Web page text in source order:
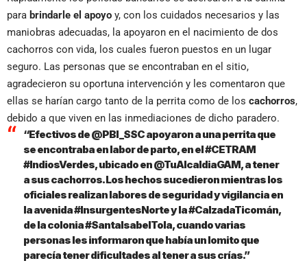
para brindarle el apoyo y, con los cuidados necesarios y las
maniobras adecuadas, la apoyaron en el nacimiento de dos
cachorros con vida, los cuales fueron puestos en un lugar
seguro. Las personas que se encontraban en el sitio,
agradecieron su oportuna intervención y les comentaron que
ellas se harían cargo tanto de la perrita como de los cachorros,
debido a que viven en las inmediaciones de dicho paradero.
“Efectivos de @PBI_SSC apoyaron a una perrita que
se encontraba en labor de parto, en el #CETRAM
#IndiosVerdes, ubicado en @TuAlcaldiaGAM, a tener
a sus cachorros. Los hechos sucedieron mientras los
oficiales realizan labores de seguridad y vigilancia en
la avenida #InsurgentesNorte y la #CalzadaTicomán,
de la colonia #SantaIsabelTola, cuando varias
personas les informaron que había un lomito que
parecía tener dificultades al tener a sus crías.”